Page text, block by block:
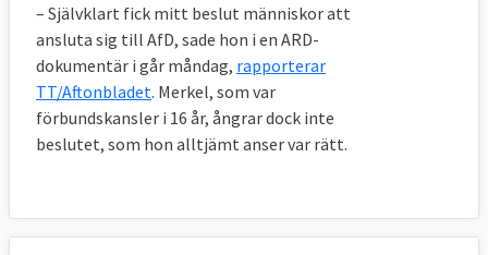
– Självklart fick mitt beslut människor att
ansluta sig till AfD, sade hon i en ARD-
dokumentär i går måndag, rapporterar
TT/Aftonbladet. Merkel, som var
förbundskansler i 16 år, ångrar dock inte
beslutet, som hon alltjämt anser var rätt.